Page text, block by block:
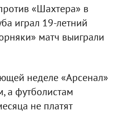
«Шахтера» в
играл 19-летний
матч выиграли
неделе «Арсенал»
а футболистам
не платят